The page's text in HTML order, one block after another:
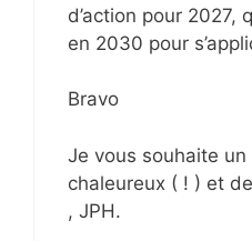
d’action pour 2027,
en 2030 pour
Bravo
Je vous souhaite
chaleureux ( ! ) et
, JPH.